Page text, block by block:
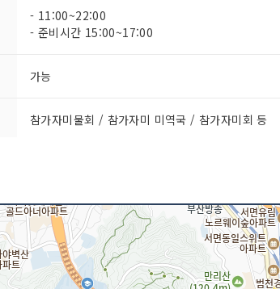
- 11:00~22:00
- 준비시간 15:00~17:00
가능
참가자미물회 / 참가자미 미역국 / 참가자미회 등